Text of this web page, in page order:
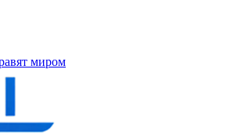
миром